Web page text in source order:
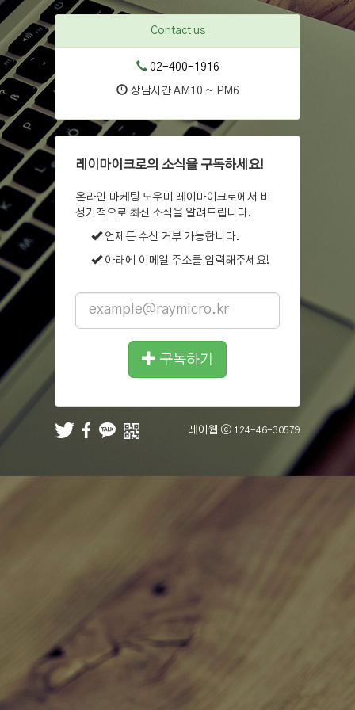
Contact us
02-400-1916
상담시간 AM10 ~ PM6
레이마이크로의 소식을 구독하세요!
온라인 마케팅 도우미 레이마이크로에서 비
정기적으로 최신 소식을 알려드립니다.
언제든 수신 거부 가능합니다.
아래에 이메일 주소를 입력해주세요!
address
구독하기
레이웹 ⓒ 124-46-30579